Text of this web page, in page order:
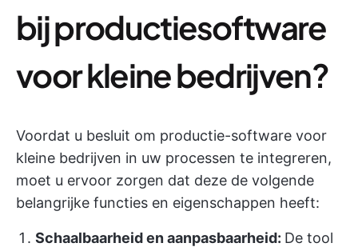
bij productiesoftware
voor kleine bedrijven?
Voordat u besluit om productie-software voor
kleine bedrijven in uw processen te integreren,
moet u ervoor zorgen dat deze de volgende
belangrijke functies en eigenschappen heeft:
Schaalbaarheid en aanpasbaarheid: De tool